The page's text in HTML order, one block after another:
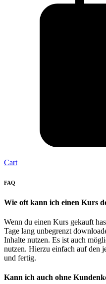
Cart
FAQ
Wie oft kann ich einen Kurs
Wenn du einen Kurs gekauft
Tage lang unbegrenzt
Inhalte nutzen. Es ist auch
nutzen. Hierzu einfach auf den
und fertig.
Kann ich auch ohne